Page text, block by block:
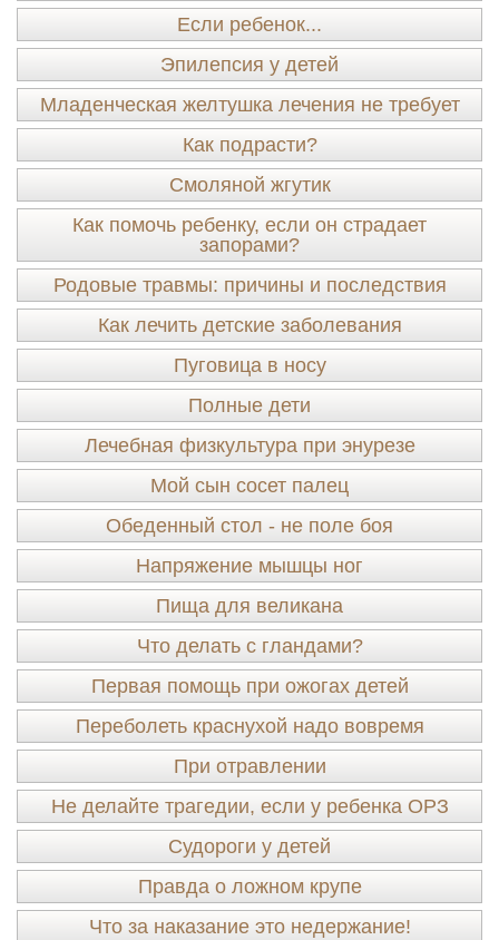
Если ребенок...
Эпилепсия у детей
Младенческая желтушка лечения не требует
Как подрасти?
Смоляной жгутик
Как помочь ребенку, если он страдает
запорами?
Родовые травмы: причины и последствия
Как лечить детские заболевания
Пуговица в носу
Полные дети
Лечебная физкультура при энурезе
Мой сын сосет палец
Обеденный стол - не поле боя
Напряжение мышцы ног
Пища для великана
Что делать с гландами?
Первая помощь при ожогах детей
Переболеть краснухой надо вовремя
При отравлении
Не делайте трагедии, если у ребенка ОРЗ
Судороги у детей
Правда о ложном крупе
Что за наказание это недержание!